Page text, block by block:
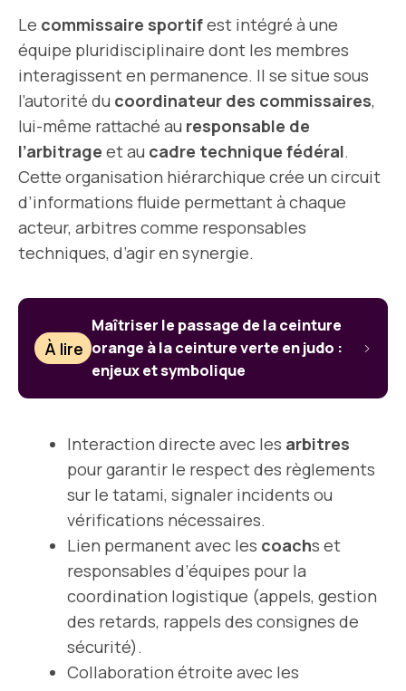
Le commissaire sportifest intégré à une
équipe pluridisciplinaire dont les membres
interagissent en permanence. Il se situe sous
l’autorité du coordinateur des commissaires,
lui-même rattaché au responsable de
l’arbitrage et au cadre technique fédéral.
Cette organisation hiérarchique crée un circuit
d’informations fluide permettant à chaque
acteur, arbitres comme responsables
techniques, d’agir en synergie.
À lire
Maîtriser le passage de la ceinture
orange à la ceinture verte en judo :
enjeux et symbolique
Interaction directe avec les arbitres
pour garantir le respect des règlements
sur le tatami, signaler incidents ou
vérifications nécessaires.
Lien permanent avec les coachs et
responsables d’équipes pour la
coordination logistique (appels, gestion
des retards, rappels des consignes de
sécurité).
Collaboration étroite avec les